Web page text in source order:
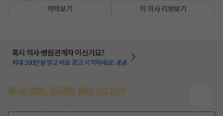
약력보기 이 의사 리뷰보기
혹시 의사·병원관계자 이신가요?
최대 200만원 받고 바로 광고 시작하세요! 💰💰
증상/치료, 궁금한 점이 있나요?